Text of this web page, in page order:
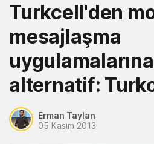
Turkcell'den
mesajlaşma
alternatif:
Erman Taylan
05 Kasım 2013